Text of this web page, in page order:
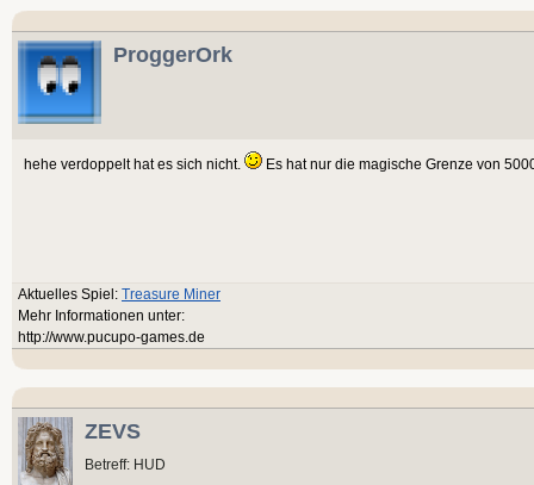
ProggerOrk
hehe verdoppelt hat es sich nicht. Es hat nur die magische Grenze von
Aktuelles Spiel: Treasure Miner
Mehr Informationen unter:
http://www.pucupo-games.de
ZEVS
Betreff: HUD